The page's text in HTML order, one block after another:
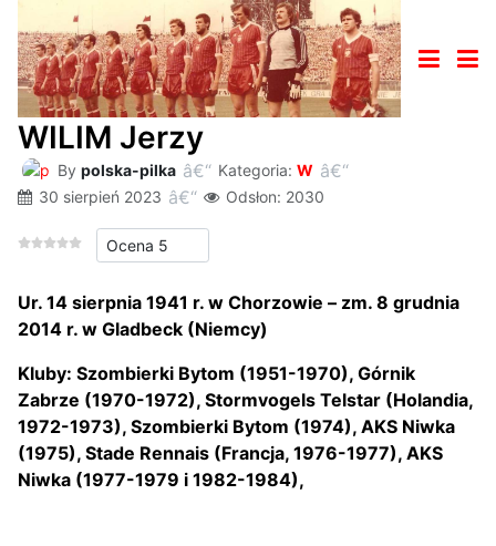
WILIM Jerzy
By polska-pilka Kategoria: W
30 sierpień 2023
Odsłon: 2030
Proszę, oceń
Ur. 14 sierpnia 1941 r. w Chorzowie – zm. 8 grudnia
2014 r. w Gladbeck (Niemcy)
Kluby: Szombierki Bytom (1951-1970), Górnik
Zabrze (1970-1972), Stormvogels Telstar (Holandia,
1972-1973), Szombierki Bytom (1974), AKS Niwka
(1975), Stade Rennais (Francja, 1976-1977), AKS
Niwka (1977-1979 i 1982-1984),